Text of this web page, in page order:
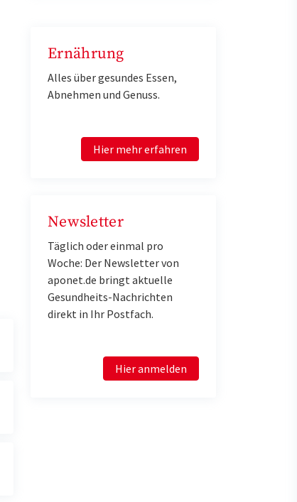
Ernährung
Alles über gesundes Essen,
Abnehmen und Genuss.
Hier mehr erfahren
Newsletter
Täglich oder einmal pro
Woche: Der Newsletter von
aponet.de bringt aktuelle
Gesundheits-Nachrichten
direkt in Ihr Postfach.
Hier anmelden